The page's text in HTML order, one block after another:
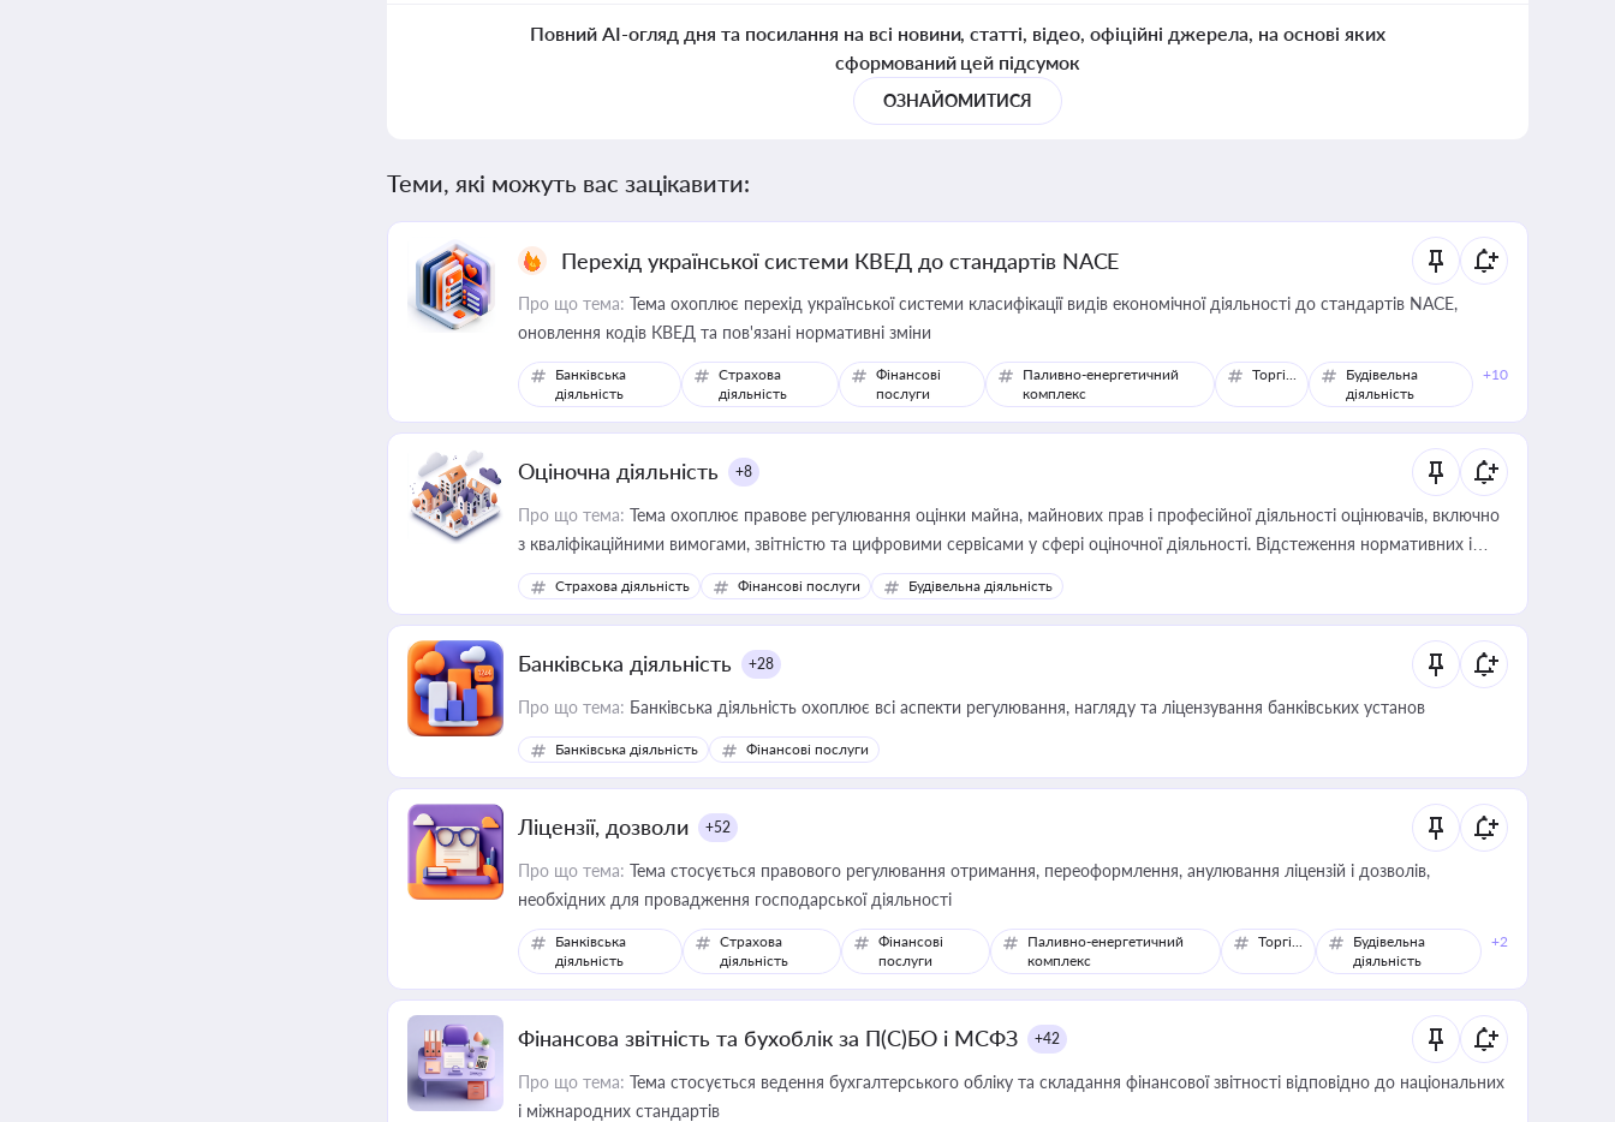
Повний AI-огляд дня та посилання на всі новини, статті, відео, офіційні джерела, на основі яких
сформований цей підсумок
ОЗНАЙОМИТИСЯ
Теми, які можуть вас зацікавити:
Перехід української системи КВЕД до стандартів NACE
Про що тема: Тема охоплює перехід української системи класифікації видів економічної діяльності до стандартів NACE,
оновлення кодів КВЕД та пов'язані нормативні зміни
Банківська
діяльність
Страхова
діяльність
Фінансові
послуги
Паливно-енергетичний
комплекс
Торгівля
Будівельна
діяльність
+10
Оціночна діяльність +8
Про що тема: Тема охоплює правове регулювання оцінки майна, майнових прав і професійної діяльності оцінювачів, включно
з кваліфікаційними вимогами, звітністю та цифровими сервісами у сфері оціночної діяльності. Відстеження нормативних і
медійних змін у цій сфері корисне для власника бізнесу, керівника, юриста або бухгалтера під час оподаткування,
приватизації, оренди державного майна, корпоративних угод і перевірки статусу суб'єктів оціночної діяльності
Страхова діяльність Фінансові послуги Будівельна діяльність
Банківська діяльність +28
Про що тема: Банківська діяльність охоплює всі аспекти регулювання, нагляду та ліцензування банківських установ
Банківська діяльність Фінансові послуги
Ліцензії, дозволи +52
Про що тема: Тема стосується правового регулювання отримання, переоформлення, анулювання ліцензій і дозволів,
необхідних для провадження господарської діяльності
Банківська
діяльність
Страхова
діяльність
Фінансові
послуги
Паливно-енергетичний
комплекс
Торгівля
Будівельна
діяльність
+2
Фінансова звітність та бухоблік за П(С)БО і МСФЗ +42
Про що тема: Тема стосується ведення бухгалтерського обліку та складання фінансової звітності відповідно до національних
і міжнародних стандартів